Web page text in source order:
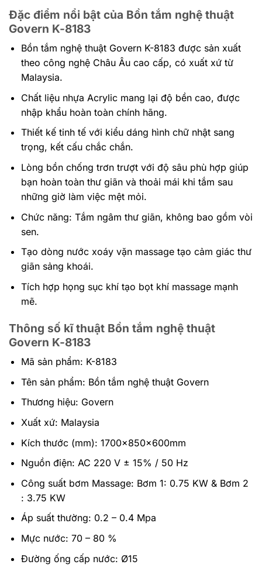
Đặc điểm nổi bật của Bồn tắm nghệ thuật
Govern K-8183
Bồn tắm nghệ thuật Govern K-8183 được sản xuất
theo công nghệ Châu Âu cao cấp, có xuất xứ từ
Malaysia.
Chất liệu nhựa Acrylic mang lại độ bền cao, được
nhập khẩu hoàn toàn chính hãng.
Thiết kế tinh tế với kiểu dáng hình chữ nhật sang
trọng, kết cấu chắc chắn.
Lòng bồn chống trơn trượt với độ sâu phù hợp giúp
bạn hoàn toàn thư giãn và thoải mái khi tắm sau
những giờ làm việc mệt mỏi.
Chức năng: Tắm ngâm thư giãn, không bao gồm vòi
sen.
Tạo dòng nước xoáy vặn massage tạo cảm giác thư
giãn sảng khoái.
Tích hợp họng sục khí tạo bọt khí massage mạnh
mẽ.
Thông số kĩ thuật Bồn tắm nghệ thuật
Govern K-8183
Mã sản phẩm: K-8183
Tên sản phẩm: Bồn tắm nghệ thuật Govern
Thương hiệu: Govern
Xuất xứ: Malaysia
Kích thước (mm): 1700x850x600mm
Nguồn điện: AC 220 V ± 15% / 50 Hz
Công suất bơm Massage: Bơm 1: 0.75 KW & Bơm 2
: 3.75 KW
Áp suất thường: 0.2 – 0.4 Mpa
Mực nước: 70 – 80 %
Đường ống cấp nước: Ø15